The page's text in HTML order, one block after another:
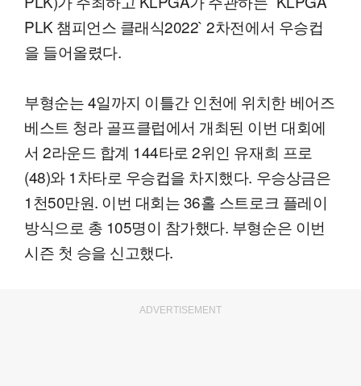
PLK 챔피언스 클래식2022` 2차전에서 우승컵
을 들어올렸다.
부형순는 4일까지 이틀간 인천에 위치한 베어즈
베스트 청라 골프클럽에서 개최된 이번 대회에
서 2라운드 합계 144타로 2위인 유재희 프로
(48)와 1차타로 우승컵을 차지했다. 우승상금은
1천50만원. 이번 대회는 36홀 스트로크 플레이
방식으로 총 105명이 참가했다. 부형순은 이번
시즌 첫 승을 신고했다.
ADVERTISEMENT